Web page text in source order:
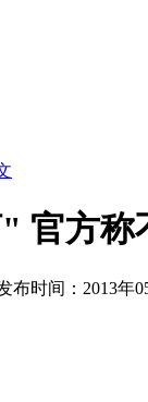
官方称
布时间：2013年